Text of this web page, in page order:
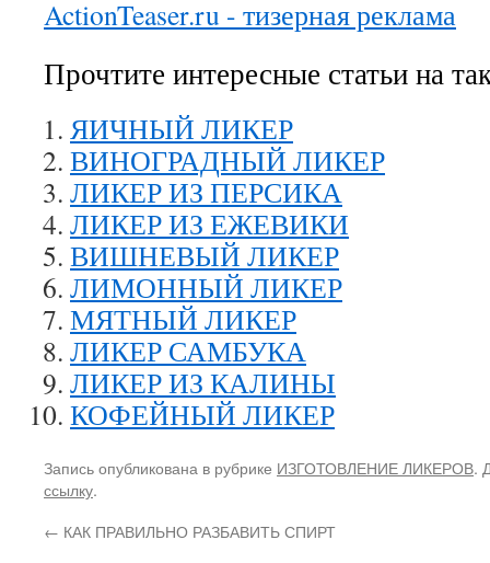
ActionTeaser.ru - тизерная реклама
Прочтите интересные статьи на
ЯИЧНЫЙ ЛИКЕР
ВИНОГРАДНЫЙ ЛИКЕР
ЛИКЕР ИЗ ПЕРСИКА
ЛИКЕР ИЗ ЕЖЕВИКИ
ВИШНЕВЫЙ ЛИКЕР
ЛИМОННЫЙ ЛИКЕР
МЯТНЫЙ ЛИКЕР
ЛИКЕР САМБУКА
ЛИКЕР ИЗ КАЛИНЫ
КОФЕЙНЫЙ ЛИКЕР
Запись опубликована в рубрике ИЗГОТОВЛЕНИЕ ЛИКЕРОВ.
ссылку.
← КАК ПРАВИЛЬНО РАЗБАВИТЬ СПИРТ